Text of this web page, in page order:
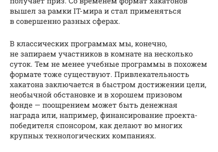
вышел за рамки IT-мира и стал применяться
в совершенно разных сферах.
В классических программах мы, конечно,
не запираем участников в комнате на несколько
суток. Тем не менее учебные программы в похожем
формате тоже существуют. Привлекательность
хакатона заключается в быстром достижении цели,
необычной обстановке и в хорошем призовом
фонде — поощрением может быть денежная
награда или, например, финансирование проекта-
победителя спонсором, как делают во многих
крупных технологических компаниях.